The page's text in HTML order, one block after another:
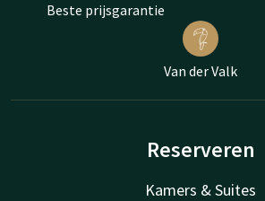
Beste prijsgarantie
Van der Valk
Reserveren
Kamers & Suites